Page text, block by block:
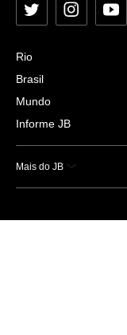
Twitter Instagram
Rio
Brasil
Mundo
Informe JB
Mais do JB
Esportes